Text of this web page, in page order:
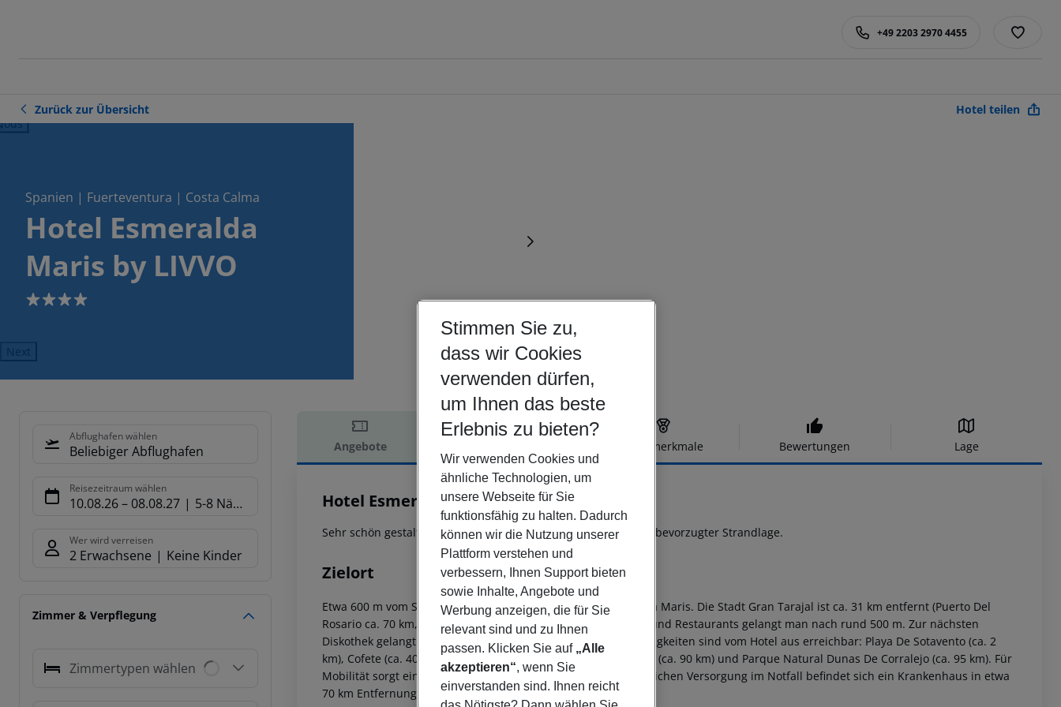
+49 2203 2970 4455
Zurück zur Übersicht Hotel teilen
Spanien | Fuerteventura | Costa Calma
Hotel Esmeralda
Maris by LIVVO
4
Next
Abflughafen wählen
Beliebiger Abflughafen
Reisezeitraum wählen
10.08.26– 08.08.27 5-8 Nächte
Wer wird verreisen
2 Erwachsene Keine Kinder
Zimmer & Verpflegung
Zimmertypen wählen
Angebote Hotelmerkmale Bewertungen Lage
Hotelbeschreibung
Hotel Esmeralda Maris by LIVVO
4
Sehr schön gestaltete Anlage mit angenehmer Atmosphäre, in bevorzugter Strandlage.
Zielort
Etwa 600 m vom Sandstrand entfernt liegt das Hotel Esmeralda Maris. Die Stadt Gran Tarajal ist ca. 31 km entfernt (Puerto Del
Rosario ca. 70 km, Corralejo ca. 92 km). Zu den nächsten Bars und Restaurants gelangt man nach rund 500 m. Zur nächsten
Diskothek gelangt man nach rund 1 km. Folgende Sehenswürdigkeiten sind vom Hotel aus erreichbar: Playa De Sotavento (ca. 2
km), Cofete (ca. 40 km), Betancuria (ca. 48 km), Cotillo/El Toston (ca. 90 km) und Parque Natural Dunas De Corralejo (ca. 95 km). Für
Mobilität sorgt eine Bushaltestelle (ca. 2 km entfernt). Zur ärztlichen Versorgung im Notfall befindet sich ein Krankenhaus in etwa
70 km Entfernung.
Stimmen Sie zu,
dass wir Cookies
verwenden dürfen,
um Ihnen das beste
Erlebnis zu bieten?
Wir verwenden Cookies und
ähnliche Technologien, um
unsere Webseite für Sie
funktionsfähig zu halten. Dadurch
können wir die Nutzung unserer
Plattform verstehen und
verbessern, Ihnen Support bieten
sowie Inhalte, Angebote und
Werbung anzeigen, die für Sie
relevant sind und zu Ihnen
passen. Klicken Sie auf „Alle
akzeptieren“, wenn Sie
einverstanden sind. Ihnen reicht